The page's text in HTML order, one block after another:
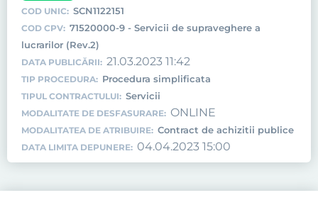
COD UNIC: SCN1122151
COD CPV: 71520000-9 - Servicii de supraveghere a
lucrarilor (Rev.2)
DATA PUBLICĂRII: 21.03.2023 11:42
TIP PROCEDURA: Procedura simplificata
TIPUL CONTRACTULUI: Servicii
MODALITATE DE DESFASURARE: ONLINE
MODALITATEA DE ATRIBUIRE: Contract de achizitii publice
DATA LIMITA DEPUNERE: 04.04.2023 15:00